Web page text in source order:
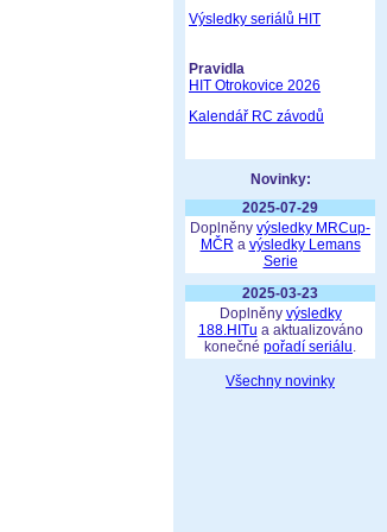
Výsledky seriálů HIT
Pravidla
HIT Otrokovice 2026
Kalendář RC závodů
Novinky:
2025-07-29
Doplněny výsledky MRCup-
MČR a výsledky Lemans
Serie
2025-03-23
Doplněny výsledky
188.HITu a aktualizováno
konečné pořadí seriálu.
Všechny novinky